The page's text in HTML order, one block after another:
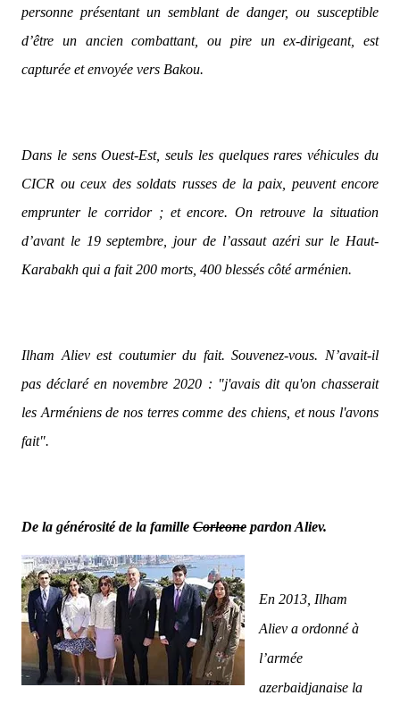
personne présentant un semblant de danger, ou susceptible
d’être un ancien combattant, ou pire un ex-dirigeant, est
capturée et envoyée vers Bakou.
Dans le sens Ouest-Est, seuls les quelques rares véhicules du
CICR ou ceux des soldats russes de la paix, peuvent encore
emprunter le corridor ; et encore. On retrouve la situation
d’avant le 19 septembre, jour de l’assaut azéri sur le Haut-
Karabakh qui a fait 200 morts, 400 blessés côté arménien.
Ilham Aliev est coutumier du fait.Souvenez-vous. N’avait-il
pas déclaré en novembre 2020 : "j'avais dit qu'on chasserait
les Arméniens de nos terres comme des chiens, et nous l'avons
fait".
De la générosité de la famille Corleone pardon Aliev.
En 2013, Ilham
Aliev a ordonné à
l’armée
azerbaidjanaise la